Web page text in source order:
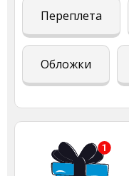
Переплета
Обложки